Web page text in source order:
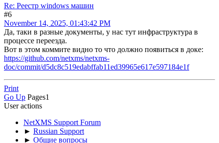
Re: Реестр windows машин
#6
November 14, 2025, 01:43:42 PM
Да, таки в разные документы, у нас тут инфраструктура в
процессе переезда.
Вот в этом коммите видно то что должно появиться в доке:
https://github.com/netxms/netxms-
doc/commit/d5dc8c519edabffab11ed39965e617e597184e1f
Print
Go Up Pages1
User actions
NetXMS Support Forum
► Russian Support
► Общие вопросы